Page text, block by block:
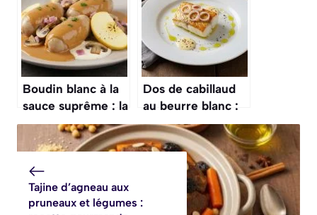
rapide
Boudin blanc à la
sauce suprême : la
recette facile
Dos de cabillaud
au beurre blanc :
recette
savoureuse
Tajine d’agneau aux
pruneaux et légumes :